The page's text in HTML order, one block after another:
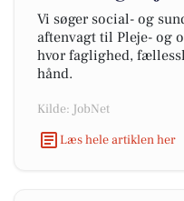
Vi søger social- og
aftenvagt til Pleje- og
hvor faglighed,
hånd.
Kilde: JobNet
Læs hele artiklen her